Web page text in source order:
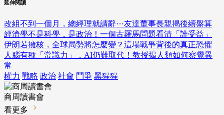
延伸閱讀
改組不到一個月，總經理就請辭⋯友達董事長親揭後續盤算
經濟學不是科學，是政治！一個古羅馬問題看清「誰受益」
伊朗若擁核，全球局勢將怎麼變？這場戰爭背後的真正恐懼
人腦有種「常識力」，AI仍難取代！教授揭人類如何察覺異
常
權力 戰略 政治 社會 鬥爭 黑猩猩
商周讀書會
看更多